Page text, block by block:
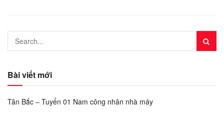
Bài viết mới
Tân Bắc – Tuyển 01 Nam công nhân nhà máy